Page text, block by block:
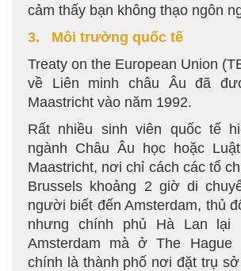
cảm thấy bạn không thạo ngôn
3. Môi trường quốc tế
Treaty on the European Union
về Liên minh châu Âu đã
Maastricht vào năm 1992.
Rất nhiều sinh viên quốc tế
ngành Châu Âu học hoặc
Maastricht, nơi chỉ cách các tổ
Brussels khoảng 2 giờ di
người biết đến Amsterdam, thủ
nhưng chính phủ Hà Lan lại
Amsterdam mà ở The Hague
chính là thành phố nơi đặt trụ